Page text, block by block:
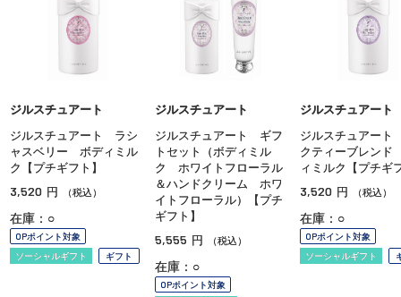
ジルスチュアート
ジルスチュアート ラシ
ャスベリー ボディミル
ク【プチギフト】
3,520 円 （税込）
在庫：○
OPポイント対象
ソーシャルギフト
ギフト
ジルスチュアート
ジルスチュアート ギフ
トセット（ボディミル
ク ホワイトフローラル
＆ハンドクリーム ホワ
イトフローラル）【プチ
ギフト】
5,555 円 （税込）
在庫：○
OPポイント対象
ジルスチュアート
ジルスチュアー
クティーブレン
ィミルク【プチギ
3,520 円 （税込）
在庫：○
OPポイント対象
ソーシャルギフト